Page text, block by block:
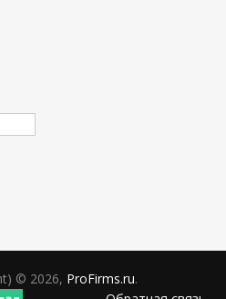
© 2026, ProFirms.ru.